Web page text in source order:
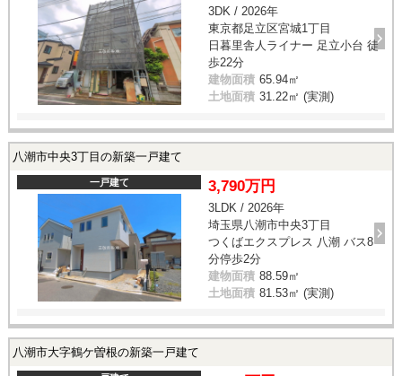
3DK / 2026年
東京都足立区宮城1丁目
日暮里舎人ライナー 足立小台 徒
歩22分
建物面積 65.94㎡
土地面積 31.22㎡ (実測)
八潮市中央3丁目の新築一戸建て
一戸建て 3,790万円
3LDK / 2026年
埼玉県八潮市中央3丁目
つくばエクスプレス 八潮 バス8
分停歩2分
建物面積 88.59㎡
土地面積 81.53㎡ (実測)
八潮市大字鶴ケ曽根の新築一戸建て